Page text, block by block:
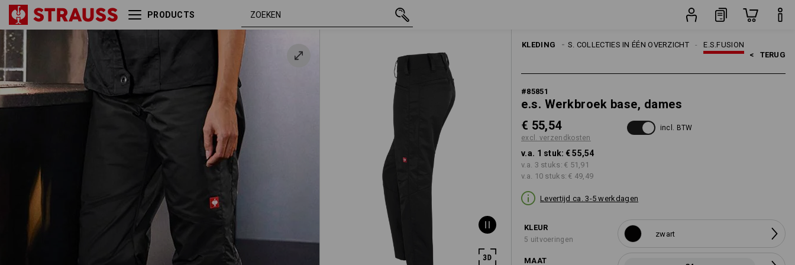
PRODUCTS
KLEDING E.S.FUSION
E.S. COLLECTIES IN ÉÉN OVERZICHT
ONDERWERPEN
< TERUG
#85851
e.s. Werkbroek base, dames
€ 55,54
excl. verzendkosten
incl. BTW
v.a. 1 stuk: € 55,54
v.a. 3 stuks: € 51,91
v.a. 10 stuks: € 49,49
Levertijd ca. 3-5 werkdagen
KLEUR
5 uitvoeringen
zwart
MAAT
e.s. Werkbroek base, dames zwart 34 € 55,54